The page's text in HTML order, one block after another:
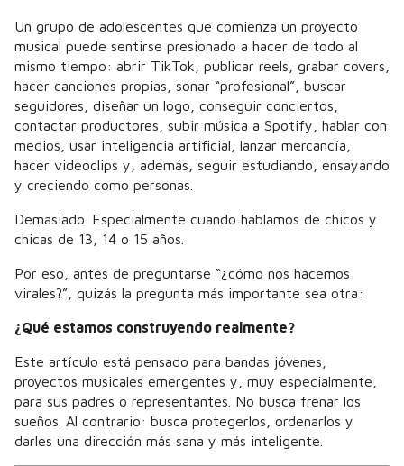
Un grupo de adolescentes que comienza un proyecto
musical puede sentirse presionado a hacer de todo al
mismo tiempo: abrir TikTok, publicar reels, grabar covers,
hacer canciones propias, sonar “profesional”, buscar
seguidores, diseñar un logo, conseguir conciertos,
contactar productores, subir música a Spotify, hablar con
medios, usar inteligencia artificial, lanzar mercancía,
hacer videoclips y, además, seguir estudiando, ensayando
y creciendo como personas.
Demasiado. Especialmente cuando hablamos de chicos y
chicas de 13, 14 o 15 años.
Por eso, antes de preguntarse “¿cómo nos hacemos
virales?”, quizás la pregunta más importante sea otra:
¿Qué estamos construyendo realmente?
Este artículo está pensado para bandas jóvenes,
proyectos musicales emergentes y, muy especialmente,
para sus padres o representantes. No busca frenar los
sueños. Al contrario: busca protegerlos, ordenarlos y
darles una dirección más sana y más inteligente.